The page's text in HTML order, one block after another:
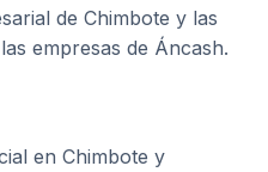
de Chimbote y las
empresas de Áncash.
en Chimbote y